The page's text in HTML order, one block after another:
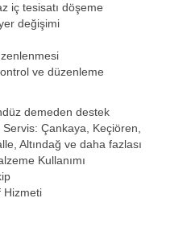
iç tesisatı döşeme
değişimi
ve düzenleme
demeden destek
Servis: Çankaya, Keçiören,
Altındağ ve daha fazlası
Kullanımı
Hizmeti